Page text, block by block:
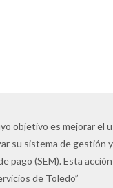
objetivo es mejorar el
su sistema de
(SEM). Esta
de Toledo”